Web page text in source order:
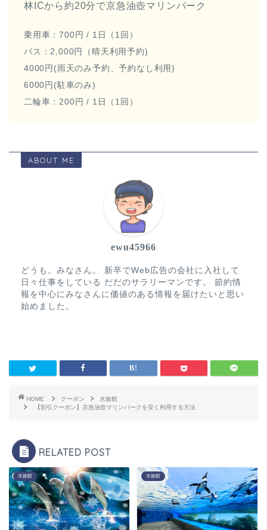
林ICから約20分で京急油壺マリンパーク
乗用車：700円 / 1日（1回）
バス：2,000円（晴天利用予約)
4000円(雨天のみ予約、予約なし利用)
6000円(駐車のみ)
二輪車：200円 / 1日（1回）
ABOUT ME
ewu45966
どうも。みなさん。 新卒でWeb広告の会社に入社して
日々仕事をしている だだのサラリーマンです。 節約情
報を中心にみなさんに価値のある情報を届けたいと思い
始めました。
HOME クーポン
水族館
【割引クーポン】京急油壺マリンパークを安く利用する方法
RELATED POST
水族館 水族館